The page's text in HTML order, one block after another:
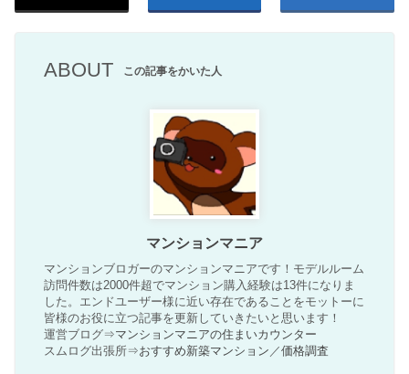
ABOUT この記事をかいた人
マンションマニア
マンションブロガーのマンションマニアです！モデルルーム
訪問件数は2000件超でマンション購入経験は13件になりま
した。エンドユーザー様に近い存在であることをモットーに
皆様のお役に立つ記事を更新していきたいと思います！
運営ブログ⇒マンションマニアの住まいカウンター
スムログ出張所⇒おすすめ新築マンション ／価格調査